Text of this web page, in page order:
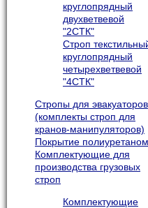
круглопрядный
двухветвевой
"2СТК"
Строп
круглопрядный
четырехветвевой
"4СТК"
Cтропы для эвакуаторов
(комплекты строп для
кранов-манипуляторов)
Покрытие полиуретаном
Комплектующие для
производства грузовых
строп
Комплектующие